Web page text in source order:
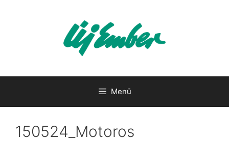
Menü
150524_Motoros